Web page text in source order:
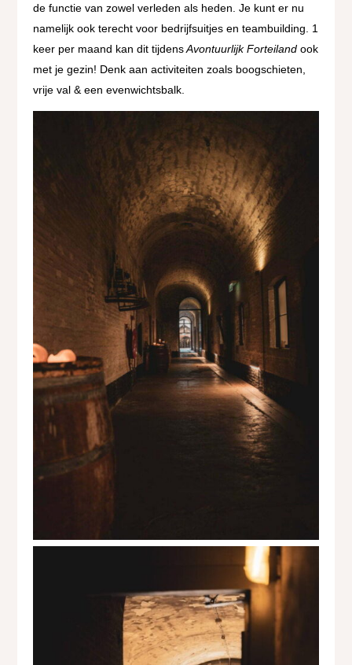
de functie van zowel verleden als heden. Je kunt er nu
namelijk ook terecht voor bedrijfsuitjes en teambuilding. 1
keer per maand kan dit tijdensAvontuurlijk Forteiland ook
met je gezin! Denk aan activiteiten zoals boogschieten,
vrije val & een evenwichtsbalk.